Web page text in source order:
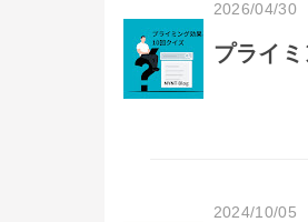
2026/04/30
プライ
2024/10/05